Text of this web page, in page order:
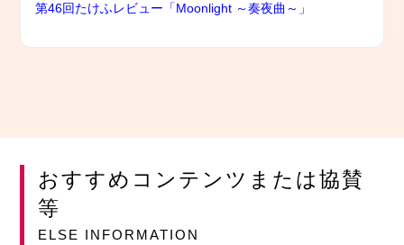
第46回たけふレビュー「Moonlight ～奏夜曲～」
おすすめコンテンツまたは協賛
等
ELSE INFORMATION